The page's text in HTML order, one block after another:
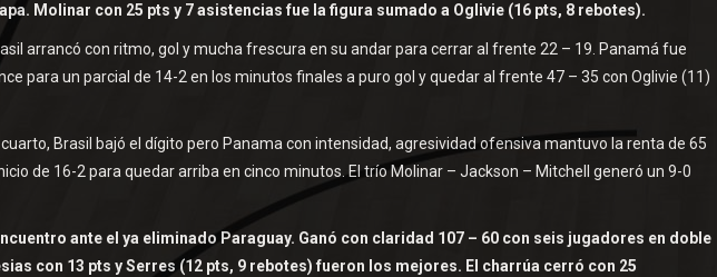
Molinar con 25 pts y 7 asistencias fue la figura sumado a Oglivie (16 pts, 8 rebotes).
arrancó con ritmo, gol y mucha frescura en su andar para cerrar al frente 22 – 19. Panamá fue
para un parcial de 14-2 en los minutos finales a puro gol y quedar al frente 47 – 35 con Oglivie (11)
Brasil bajó el dígito pero Panama con intensidad, agresividad ofensiva mantuvo la renta de 65
de 16-2 para quedar arriba en cinco minutos. El trío Molinar – Jackson – Mitchell generó un 9-0
ante el ya eliminado Paraguay. Ganó con claridad 107 – 60 con seis jugadores en doble
con 13 pts y Serres (12 pts, 9 rebotes) fueron los mejores. El charrúa cerró con 25